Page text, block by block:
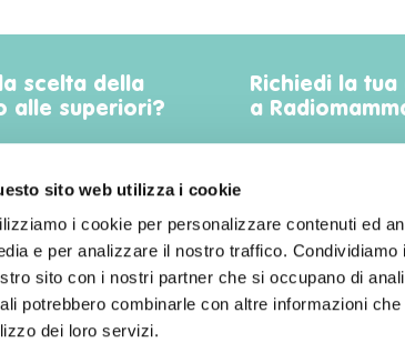
sito web utilizza i cookie
i cookie per personalizzare contenuti ed
e per analizzare il nostro traffico.
sito con i nostri partner che si occupano di
potrebbero combinarle con altre informazioni
dei loro servizi.
scelta della
alle superiori?
Richiedi la
a
Radiomamma!
Trova luoghi,
familyfriendly